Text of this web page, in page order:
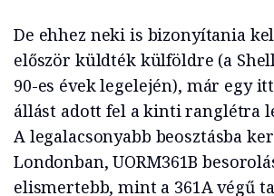
De ehhez neki is bizonyítania
először küldték külföldre (a
90-es évek legelején), már egy
állást adott fel a kinti ranglétra
A legalacsonyabb beosztásba
Londonban, UORM361B
elismertebb, mint a 361A végű